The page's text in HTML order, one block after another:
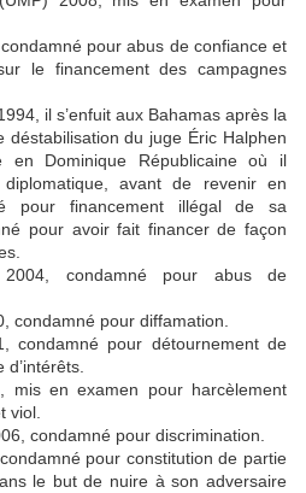
pour abus de confiance et
le financement des campagnes
il s’enfuit aux Bahamas après la
déstabilisation du juge Éric Halphen
Dominique Républicaine où il
diplomatique, avant de revenir en
pour financement illégal de sa
pour avoir fait financer de façon
2004, condamné pour abus de
condamné pour diffamation.
condamné pour détournement de
mis en examen pour harcèlement
viol.
condamné pour discrimination.
pour constitution de partie
le but de nuire à son adversaire